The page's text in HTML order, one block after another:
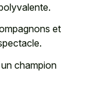
et
champion